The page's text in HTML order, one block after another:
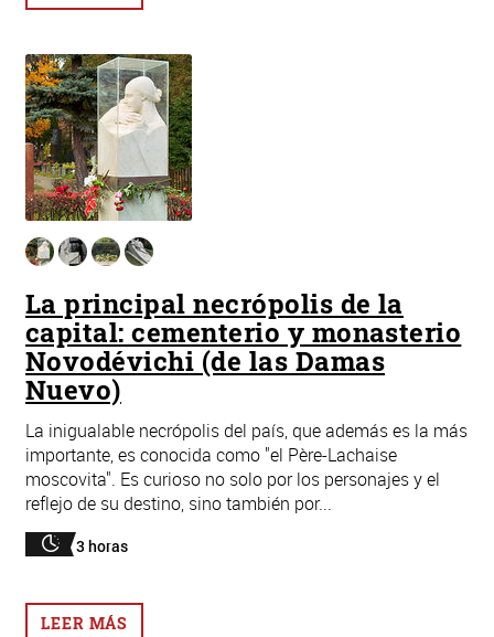
La principal necrópolis de la
capital: cementerio y monasterio
Novodévichi (de las Damas
Nuevo)
La inigualable necrópolis del país, que además es la más
importante, es conocida como "el Père-Lachaise
moscovita". Es curioso no solo por los personajes y el
reflejo de su destino, sino también por...
3 horas
LEER MÁS